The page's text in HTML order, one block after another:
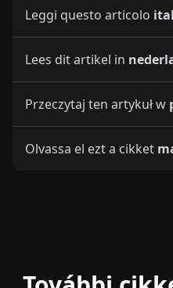
Leggi questo articolo
Lees dit artikel in
Przeczytaj ten artykuł w
Olvassa el ezt a cikket